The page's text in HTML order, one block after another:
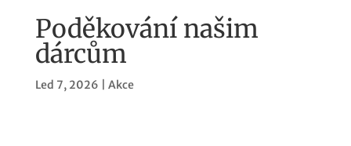
Poděkování našim
dárcům
Led 7, 2026 Akce